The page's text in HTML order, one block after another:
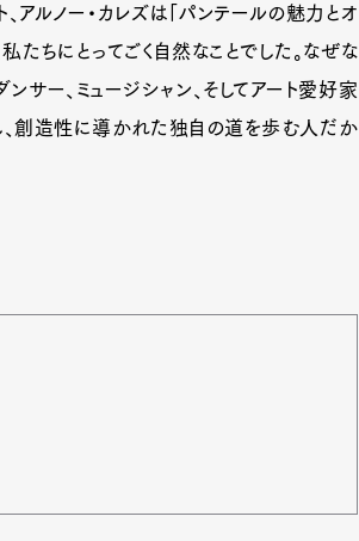
アルノー・カレズは「パンテールの魅力とオ
たちにとってごく自然なことでした。なぜな
サー、ミュージシャン、そしてアート愛好家
、創造性に導かれた独自の道を歩む人だか